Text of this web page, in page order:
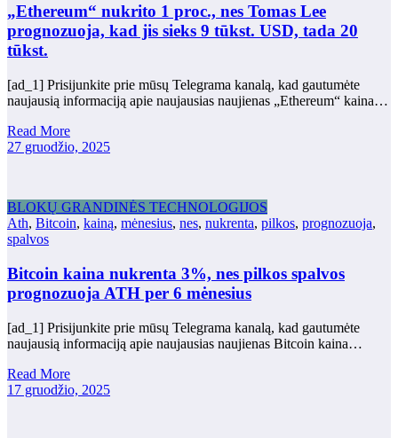
„Ethereum“ nukrito 1 proc., nes Tomas Lee
prognozuoja, kad jis sieks 9 tūkst. USD, tada 20
tūkst.
[ad_1] Prisijunkite prie mūsų Telegrama kanalą, kad gautumėte
naujausią informaciją apie naujausias naujienas „Ethereum“ kaina…
Read More
27 gruodžio, 2025
BLOKŲ GRANDINĖS TECHNOLOGIJOS
Ath, Bitcoin, kainą, mėnesius, nes, nukrenta, pilkos, prognozuoja,
spalvos
Bitcoin kaina nukrenta 3%, nes pilkos spalvos
prognozuoja ATH per 6 mėnesius
[ad_1] Prisijunkite prie mūsų Telegrama kanalą, kad gautumėte
naujausią informaciją apie naujausias naujienas Bitcoin kaina…
Read More
17 gruodžio, 2025